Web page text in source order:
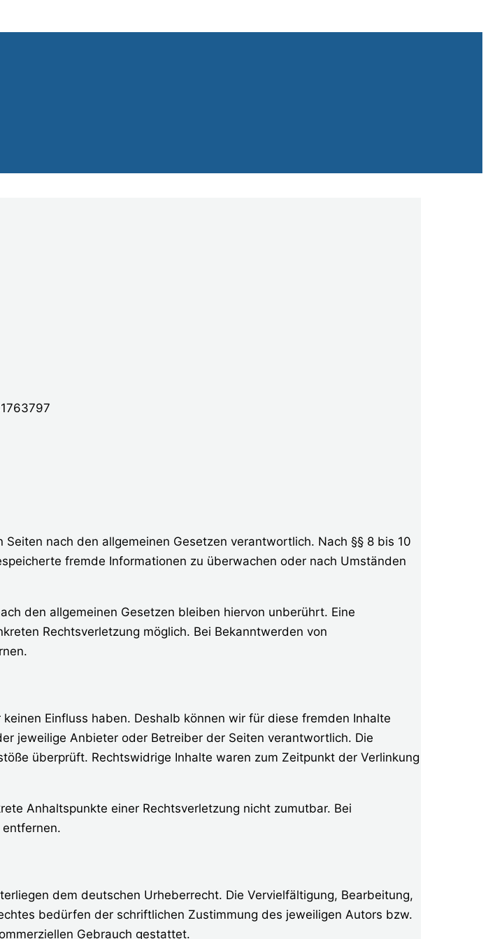
nach den allgemeinen Gesetzen verantwortlich. Nach §§ 8 bis 10
fremde Informationen zu überwachen oder nach Umständen
den allgemeinen Gesetzen bleiben hiervon unberührt. Eine
Rechtsverletzung möglich. Bei Bekanntwerden von
Einfluss haben. Deshalb können wir für diese fremden Inhalte
jeweilige Anbieter oder Betreiber der Seiten verantwortlich. Die
überprüft. Rechtswidrige Inhalte waren zum Zeitpunkt der Verlinkung
Anhaltspunkte einer Rechtsverletzung nicht zumutbar. Bei
dem deutschen Urheberrecht. Die Vervielfältigung, Bearbeitung,
bedürfen der schriftlichen Zustimmung des jeweiligen Autors bzw.
Gebrauch gestattet.